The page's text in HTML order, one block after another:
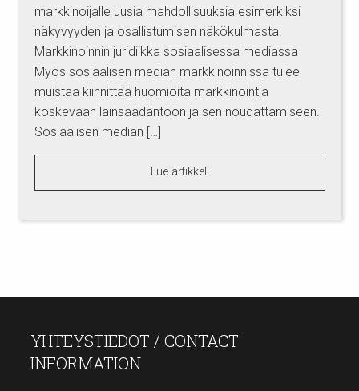
markkinoijalle uusia mahdollisuuksia esimerkiksi
näkyvyyden ja osallistumisen näkökulmasta.
Markkinoinnin juridiikka sosiaalisessa mediassa
Myös sosiaalisen median markkinoinnissa tulee
muistaa kiinnittää huomioita markkinointia
koskevaan lainsäädäntöön ja sen noudattamiseen.
Sosiaalisen median […]
Lue artikkeli
YHTEYSTIEDOT / CONTACT
INFORMATION